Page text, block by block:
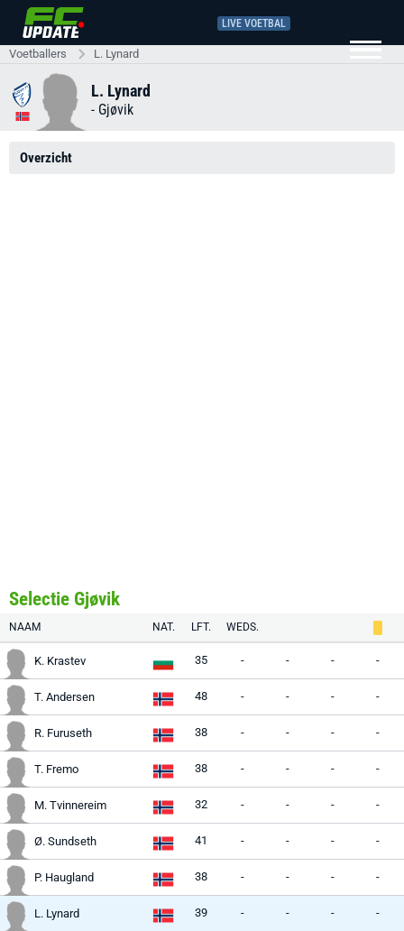
LIVE VOETBAL
Voetballers L. Lynard
L. Lynard
- Gjøvik
Overzicht
Selectie Gjøvik
NAAM NAT. LFT. WEDS.
K. Krastev 35 - - - -
T. Andersen 48 - - - -
R. Furuseth 38 - - - -
T. Fremo 38 - - - -
M. Tvinnereim 32 - - - -
Ø. Sundseth 41 - - - -
P. Haugland 38 - - - -
L. Lynard 39 - - - -